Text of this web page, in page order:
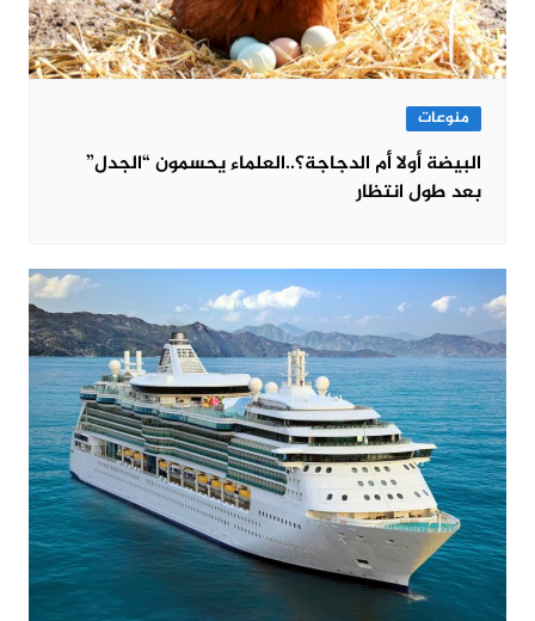
منوعات
البيضة أولا أم الدجاجة؟..العلماء يحسمون “الجدل”
بعد طول انتظار